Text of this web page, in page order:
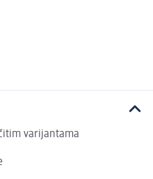
varijantama